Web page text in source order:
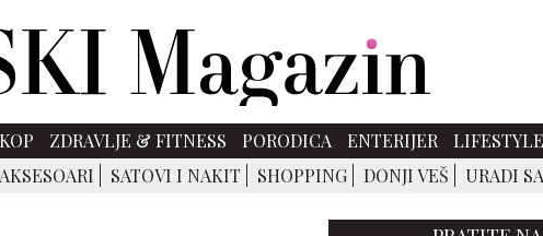
ZDRAVLJE & FITNESS PORODICA ENTERIJER LIFESTYLE
AKSESOARI SATOVI I NAKIT SHOPPING DONJI VEŠ URADI